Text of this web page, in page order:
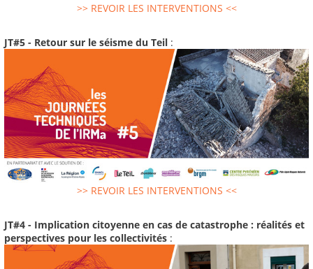
>> REVOIR LES INTERVENTIONS <<
JT#5 - Retour sur le séisme du Teil :
>> REVOIR LES INTERVENTIONS <<
JT#4 - Implication citoyenne en cas de catastrophe : réalités et
perspectives pour les collectivités :